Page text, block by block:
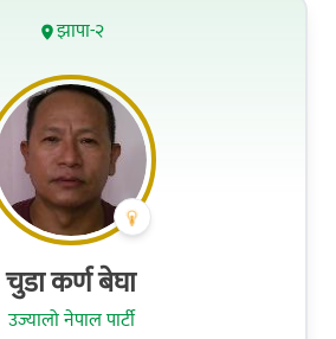
झापा-२
चुडा कर्ण बेघा
उज्यालो नेपाल पार्टी